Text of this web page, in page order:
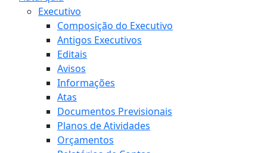
Executivo
Composição do Executivo
Antigos Executivos
Editais
Avisos
Informações
Atas
Documentos Previsionais
Planos de Atividades
Orçamentos